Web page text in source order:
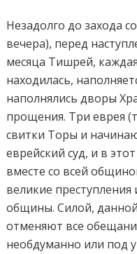
Незадолго до захода
вечера), перед
месяца Тишрей,
находилась,
наполнялись дворы
прощения. Три еврея
свитки Торы и
еврейский суд, и в
вместе со всей
великие
общины. Силой,
отменяют все
необдуманно или под